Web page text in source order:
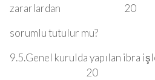
zararlardan 20
sorumlu tutulur mu?
9.5.Genel kurulda yapılan ibra
20